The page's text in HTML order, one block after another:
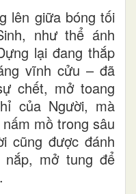
lên giữa bóng tối
như thể ánh
lại đang thắp
vĩnh cửu – đã
chết, mở toang
của Người, mà
mồ trong sâu
cũng được đánh
mở tung để